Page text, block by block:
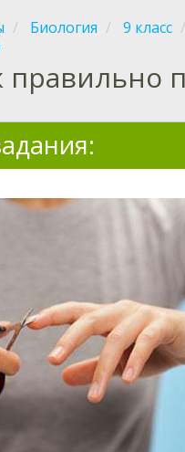
Биология 9 класс
правильно